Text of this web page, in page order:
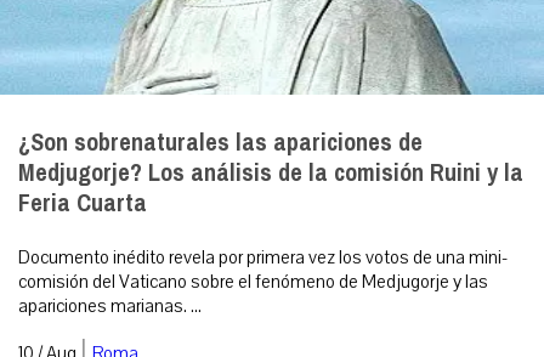
¿Son sobrenaturales las apariciones de
Medjugorje? Los análisis de la comisión Ruini y la
Feria Cuarta
Documento inédito revela por primera vez los votos de una mini-
comisión del Vaticano sobre el fenómeno de Medjugorje y las
apariciones marianas. ...